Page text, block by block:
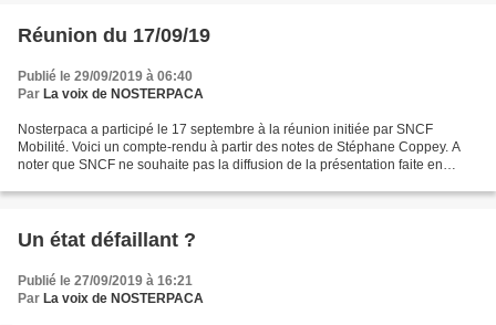
Réunion du 17/09/19
Publié le 29/09/2019 à 06:40
Par La voix de NOSTERPACA
Nosterpaca a participé le 17 septembre à la réunion initiée par SNCF
Mobilité. Voici un compte-rendu à partir des notes de Stéphane Coppey. A
noter que SNCF ne souhaite pas la diffusion de la présentation faite en
Un état défaillant ?
Publié le 27/09/2019 à 16:21
Par La voix de NOSTERPACA